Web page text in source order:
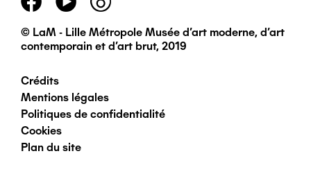
principal
© LaM - Lille Métropole Musée d'art moderne, d'art
contemporain et d'art brut, 2019
Pied
de
page
Crédits
Mentions légales
Politiques de confidentialité
Cookies
Plan du site